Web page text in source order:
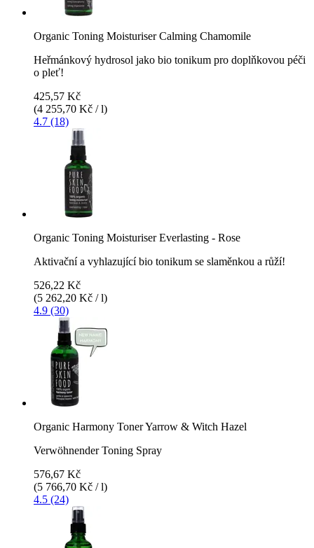
Organic Toning Moisturiser Calming Chamomile
Heřmánkový hydrosol jako bio tonikum pro doplňkovou péči
o pleť!
425,57 Kč
(4 255,70 Kč / l)
4.7 (18)
Organic Toning Moisturiser Everlasting - Rose
Aktivační a vyhlazující bio tonikum se slaměnkou a růží!
526,22 Kč
(5 262,20 Kč / l)
4.9 (30)
Organic Harmony Toner Yarrow & Witch Hazel
Verwöhnender Toning Spray
576,67 Kč
(5 766,70 Kč / l)
4.5 (24)